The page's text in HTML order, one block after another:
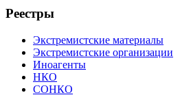
Реестры
Экстремистские материалы
Экстремистские организации
Иноагенты
НКО
СОНКО